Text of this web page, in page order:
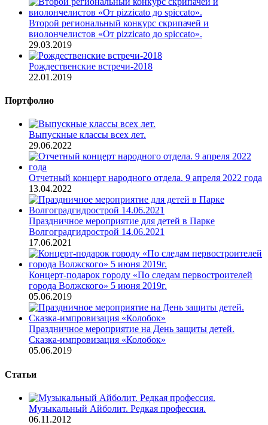
Второй региональный конкурс cкрипачей и
виолончелистов «От pizzicato до spiccato».
29.03.2019
Рождественские встречи-2018
22.01.2019
Портфолио
Выпускные классы всех лет.
29.06.2022
Отчетный концерт народного отдела. 9 апреля 2022 года
13.04.2022
Праздничное мероприятие для детей в Парке
Волгоградгидрострой 14.06.2021
17.06.2021
Концерт-подарок городу «По следам первостроителей
города Волжского» 5 июня 2019г.
05.06.2019
Праздничное мероприятие на День защиты детей.
Сказка-импровизация «Колобок»
05.06.2019
Статьи
Музыкальный Айболит. Редкая профессия.
06.11.2012